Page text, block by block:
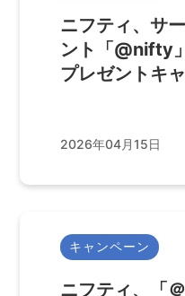
ニフティ、サ
ント「@nifty
プレゼントキ
2026年04月15日
キャンペーン
ニフティ、「